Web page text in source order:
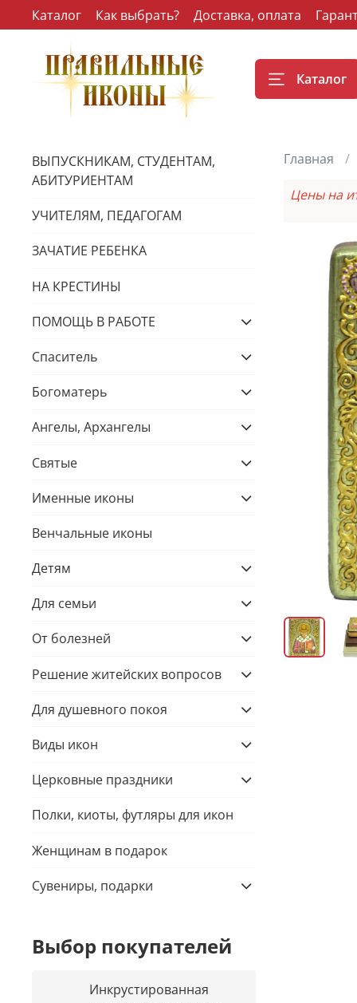
Каталог Как выбрать? Доставка, оплата
Каталог
Главная
Цены на
ВЫПУСКНИКАМ, СТУДЕНТАМ,
АБИТУРИЕНТАМ
УЧИТЕЛЯМ, ПЕДАГОГАМ
ЗАЧАТИЕ РЕБЕНКА
НА КРЕСТИНЫ
ПОМОЩЬ В РАБОТЕ
Спаситель
Богоматерь
Ангелы, Архангелы
Святые
Именные иконы
Венчальные иконы
Детям
Для семьи
От болезней
Решение житейских вопросов
Для душевного покоя
Виды икон
Церковные праздники
Полки, киоты, футляры для икон
Женщинам в подарок
Сувениры, подарки
Выбор покупателей
Инкрустированная